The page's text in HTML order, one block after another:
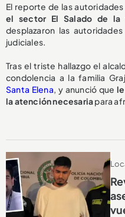
El reporte de las
el sector El Salado de la
desplazaron las
judiciales.
Tras el triste hallazgo el
condolencia a la familia
Santa Elena, y anunció que
la atención necesariapara